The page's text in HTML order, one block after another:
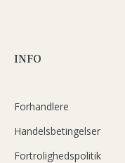
INFO
Forhandlere
Handelsbetingelser
Fortrolighedspolitik